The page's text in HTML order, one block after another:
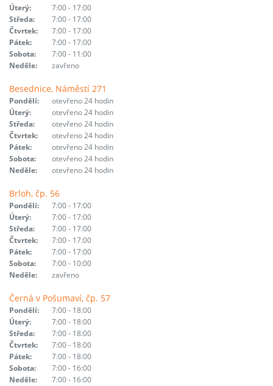
Úterý:
7:00 - 17:00
Středa:
7:00 - 17:00
Čtvrtek:
7:00 - 17:00
Pátek:
7:00 - 17:00
Sobota:
7:00 - 11:00
Neděle:
zavřeno
Besednice, Náměstí 271
Pondělí:
otevřeno 24 hodin
Úterý:
otevřeno 24 hodin
Středa:
otevřeno 24 hodin
Čtvrtek:
otevřeno 24 hodin
Pátek:
otevřeno 24 hodin
Sobota:
otevřeno 24 hodin
Neděle:
otevřeno 24 hodin
Brloh, čp. 56
Pondělí:
7:00 - 17:00
Úterý:
7:00 - 17:00
Středa:
7:00 - 17:00
Čtvrtek:
7:00 - 17:00
Pátek:
7:00 - 17:00
Sobota:
7:00 - 10:00
Neděle:
zavřeno
Černá v Pošumaví, čp. 57
Pondělí:
7:00 - 18:00
Úterý:
7:00 - 18:00
Středa:
7:00 - 18:00
Čtvrtek:
7:00 - 18:00
Pátek:
7:00 - 18:00
Sobota:
7:00 - 16:00
Neděle:
7:00 - 16:00